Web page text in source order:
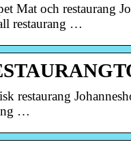
Mat och restaurang
restaurang …
restaurang
…